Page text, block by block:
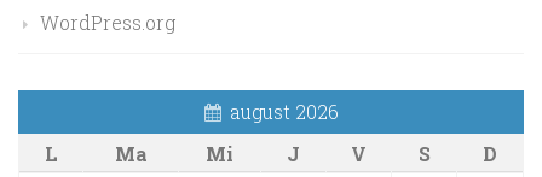
WordPress.org
august 2026
L
Ma Mi J V S
D